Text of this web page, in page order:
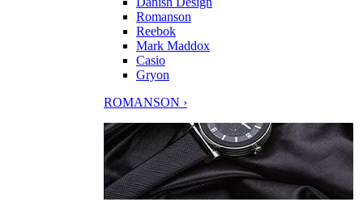
Romanson
Reebok
Mark Maddox
Casio
Gryon
ROMANSON ›